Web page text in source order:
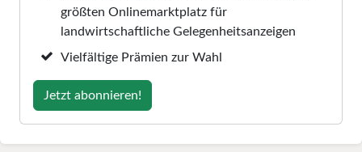
größten Onlinemarktplatz für
landwirtschaftliche Gelegenheitsanzeigen
Vielfältige Prämien zur Wahl
Jetzt abonnieren!